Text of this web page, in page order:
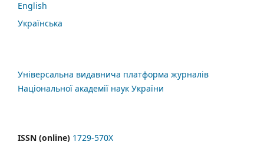
English
Українська
Універсальна видавнича платформа журналів
Національної академії наук України
ISSN (online) 1729-570X